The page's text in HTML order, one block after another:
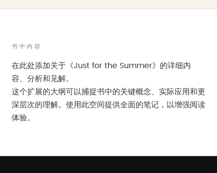
书中内容
在此处添加关于《Just for the Summer》的详细内
容、分析和见解。
这个扩展的大纲可以捕捉书中的关键概念、实际应用和更
深层次的理解。使用此空间提供全面的笔记，以增强阅读
体验。